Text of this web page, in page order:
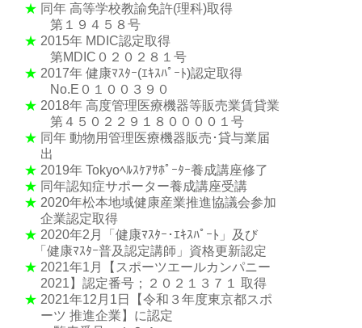
★ 同年 高等学校教諭免許(理科)取得
第１９４５８号
★ 2015年 MDIC認定取得
第MDIC０２０２８１号
★ 2017年 健康ﾏｽﾀｰ(ｴｷｽﾊﾟｰﾄ)認定取得
No.E０１００３９０
★ 2018年 高度管理医療機器等販売業賃貸業
第４５０２２９１８００００１号
★ 同年 動物用管理医療機器販売･貸与業届
出
★ 2019年 Tokyoﾍﾙｽｹｱｻﾎﾟｰﾀｰ養成講座修了
★ 同年認知症サポーター養成講座受講
★ 2020年松本地域健康産業推進協議会参加
企業認定取得
★ 2020年2月「健康ﾏｽﾀｰ･ｴｷｽﾊﾟｰﾄ」及び
「健康ﾏｽﾀｰ普及認定講師」資格更新認定
★ 2021年1月【スポーツエールカンパニー
2021】認定番号；２０２１３７１ 取得
★ 2021年12月1日【令和３年度東京都スポ
ーツ 推進企業】に認定